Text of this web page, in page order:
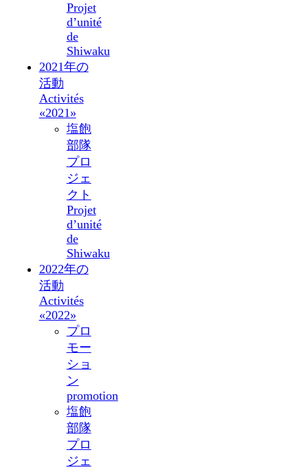
Projet
d’unité
de
Shiwaku
2021年の
活動
Activités
«2021»
塩飽
部隊
プロ
ジェ
クト
Projet
d’unité
de
Shiwaku
2022年の
活動
Activités
«2022»
プロ
モー
ショ
ン
promotion
塩飽
部隊
プロ
ジェ